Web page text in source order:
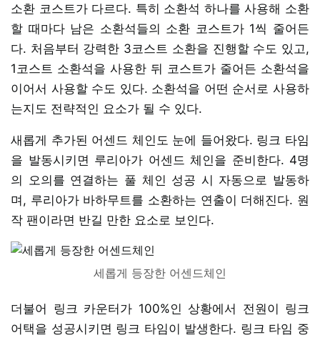
소환 코스트가 다르다. 특히 소환석 하나를 사용해 소환
할 때마다 남은 소환석들의 소환 코스트가 1씩 줄어든
다. 처음부터 강력한 3코스트 소환을 진행할 수도 있고,
1코스트 소환석을 사용한 뒤 코스트가 줄어든 소환석을
이어서 사용할 수도 있다. 소환석을 어떤 순서로 사용하
는지도 전략적인 요소가 될 수 있다.
새롭게 추가된 어센드 체인도 눈에 들어왔다. 링크 타임
을 발동시키면 루리아가 어센드 체인을 준비한다. 4명
의 오의를 연결하는 풀 체인 성공 시 자동으로 발동하
며, 루리아가 바하무트를 소환하는 연출이 더해진다. 원
작 팬이라면 반길 만한 요소로 보인다.
세롭게 등장한 어센드체인
더불어 링크 카운터가 100%인 상황에서 전원이 링크
어택을 성공시키면 링크 타임이 발생한다. 링크 타임 중